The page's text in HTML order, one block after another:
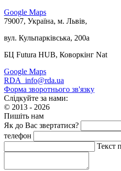
Google Maps
79007, Україна, м. Львів,
вул. Кульпарківська, 200а
БЦ Futura HUB, Коворкінг Nat
Google Maps
RDA_info@rda.ua
Форма зворотнього зв'язку
Слідкуйте за нами:
© 2013 - 2026
Пишіть нам
Як до Вас звертатися?
телефон
Текст